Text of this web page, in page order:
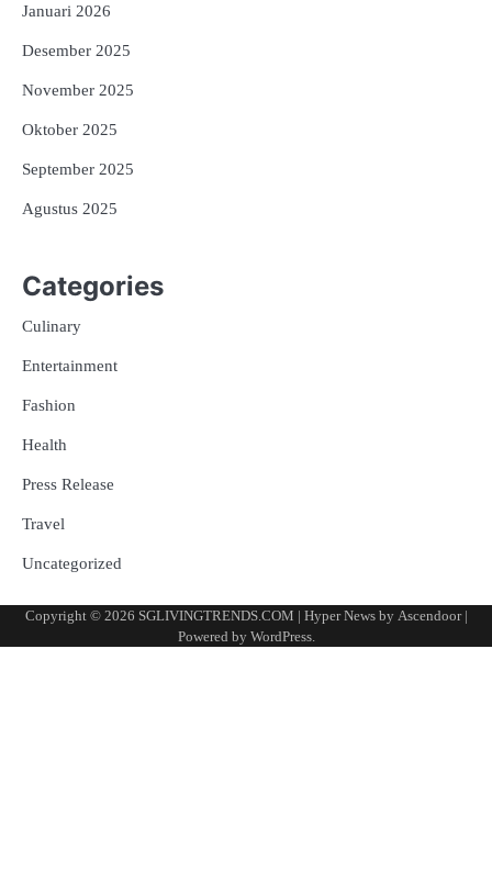
Januari 2026
Desember 2025
November 2025
Oktober 2025
September 2025
Agustus 2025
Categories
Culinary
Entertainment
Fashion
Health
Press Release
Travel
Uncategorized
Copyright © 2026 SGLIVINGTRENDS.COM | Hyper News by Ascendoor|
Powered by WordPress.